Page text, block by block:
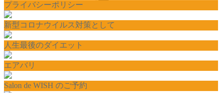
プライバシーポリシー
新型コロナウイルス対策として
人生最後のダイエット
エアバリ
Salon de WISH のご予約